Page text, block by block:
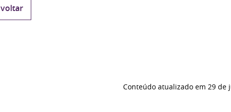
voltar
Conteúdo atualizado em 29 de